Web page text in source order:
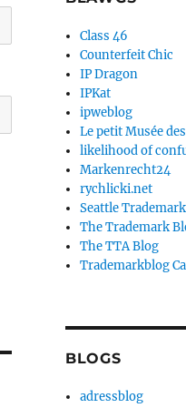
Class 46
Counterfeit Chic
IP Dragon
IPKat
ipweblog
Le petit Musée
likelihood of
Markenrecht24
rychlicki.net
Seattle
The Trademark
The TTA Blog
Trademarkblog
BLOGS
adressblog